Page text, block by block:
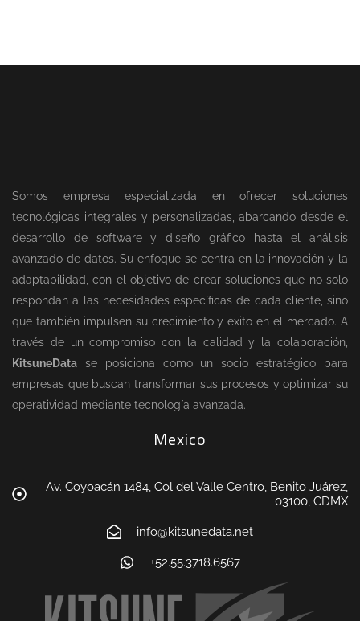
Somos empresa especializada en ofrecer soluciones
tecnológicas integrales y personalizadas, abarcando desde el
desarrollo de software y diseño gráfico hasta el análisis
avanzado de datos. Su enfoque se centra en la innovación y la
adaptabilidad, con el objetivo de crear soluciones que no solo
respondan a las necesidades específicas de cada cliente, sino
que también impulsen su crecimiento y éxito en el mercado. A
través de un compromiso con la calidad y la colaboración,
KitsuneData se posiciona como un socio estratégico para
empresas que buscan transformar sus procesos y optimizar su
operatividad mediante tecnología avanzada.
Mexico
Av. Coyoacán 1484, Col del Valle Centro, Benito Juárez,
03100, CDMX
info@kitsunedata.net
+52.55.3718.6567